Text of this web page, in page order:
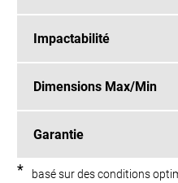
Impactabilité
Dimensions Max/Min
Garantie
* basé sur des conditions